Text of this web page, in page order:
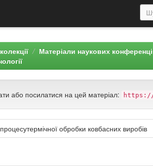
Матеріали наукових
або посилатися на цей матеріал: https://
обробки ковбасних виробів